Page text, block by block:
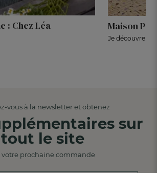
: Chez Léa Maison
Je découvre
vous à la newsletter et obtenez
sur
tout le site
votre prochaine commande